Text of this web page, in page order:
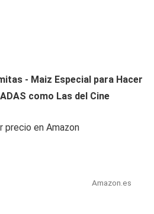
- Maiz Especial para Hacer
como Las del Cine
precio en Amazon
Amazon.es